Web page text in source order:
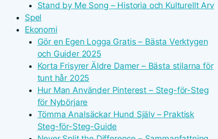
Stand by Me Song – Historia och Kulturellt Arv
Spel
Ekonomi
Gör en Egen Logga Gratis – Bästa Verktygen
och Guider 2025
Korta Frisyrer Äldre Damer – Bästa stilarna för
tunt hår 2025
Hur Man Använder Pinterest – Steg-för-Steg
för Nybörjare
Tömma Analsäckar Hund Själv – Praktisk
Steg-för-Steg-Guide